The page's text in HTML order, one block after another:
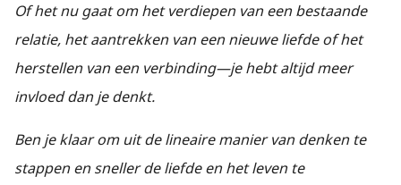
Of het nu gaat om het verdiepen van een bestaande
relatie, het aantrekken van een nieuwe liefde of het
herstellen van een verbinding—je hebt altijd meer
invloed dan je denkt.
Ben je klaar om uit de lineaire manier van denken te
stappen en sneller de liefde en het leven te